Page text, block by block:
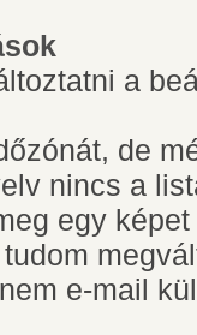
a
de
nincs a
egy
e-mail